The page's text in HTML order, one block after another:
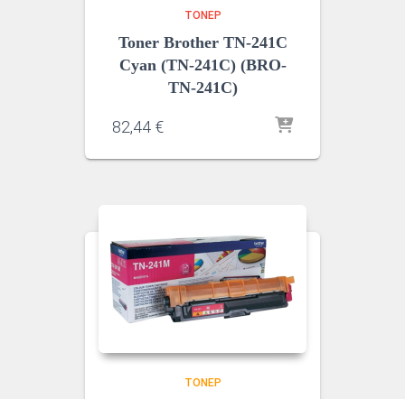
ΤΌΝΕΡ
Toner Brother TN-241C
Cyan (TN-241C) (BRO-
TN-241C)
82,44 €
ΤΌΝΕΡ